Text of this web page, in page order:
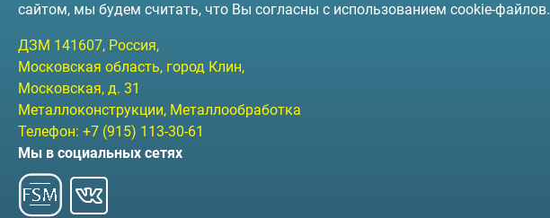
сайтом, мы будем считать, что Вы согласны с использованием cookie-файлов.
ДЗМ 141607, Россия,
Московская область, город Клин,
Московская, д. 31
Металлоконструкции, Металлообработка
Телефон: +7 (915) 113-30-61
Мы в социальных сетях